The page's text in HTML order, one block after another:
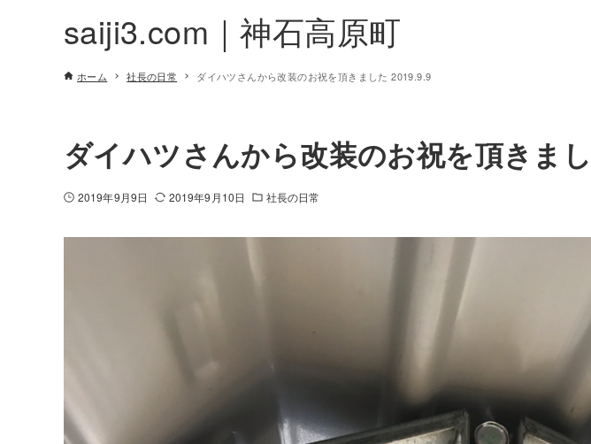
saiji3.com｜神石高原町
ホーム 社長の日常 ダイハツさんから改装のお祝を頂きました 2019.9.9
ダイハツさんから改装のお祝を頂きま
2019年9月9日 2019年9月10日 社長の日常